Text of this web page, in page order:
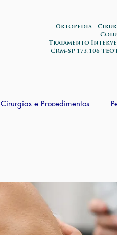
Ortopedia -
Tratamento
CRM-SP 173.106
Cirurgias e Procedimentos